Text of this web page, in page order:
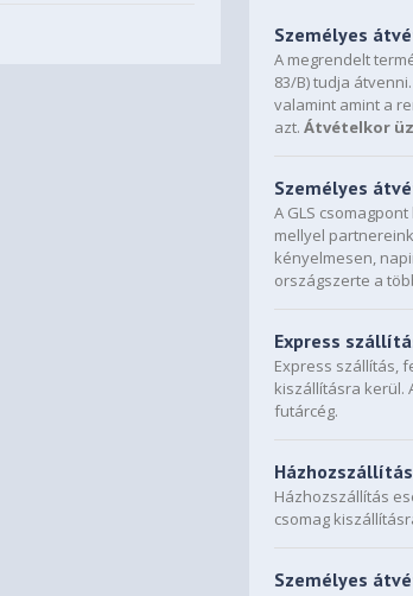
Személyes
A megrendelt
83/B) tudja
valamint amint a
azt.Átvételkor
Személyes
A GLS
mellyel
kényelmesen,
országszerte a
Express
Express szállítás,
kiszállításra kerül.
futárcég.
Házhozszállítás
csomag
Személyes